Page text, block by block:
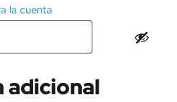
la cuenta
adicional